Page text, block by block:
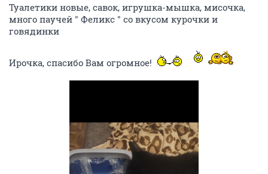
Туалетики новые, савок, игрушка-мышка, мисочка,
много паучей " Феликс " со вкусом курочки и
говядинки
Ирочка, спасибо Вам огромное!